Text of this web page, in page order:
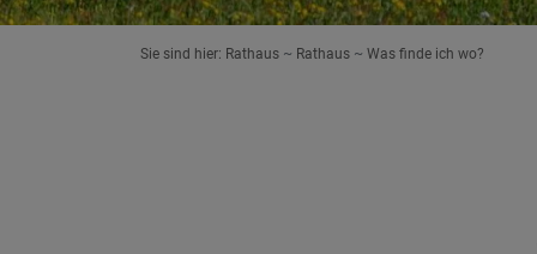
Sie sind hier: Rathaus Rathaus Was finde ich wo?